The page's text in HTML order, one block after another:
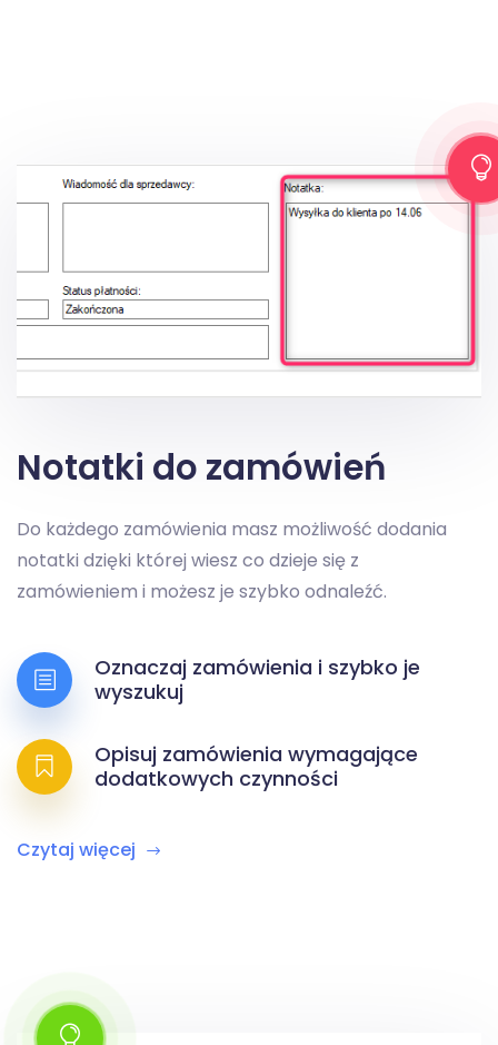
Notatki do zamówień
Do każdego zamówienia masz możliwość dodania
notatki dzięki której wiesz co dzieje się z
zamówieniem i możesz je szybko odnaleźć.
Oznaczaj zamówienia i szybko je
wyszukuj
Opisuj zamówienia wymagające
dodatkowych czynności
Czytaj więcej